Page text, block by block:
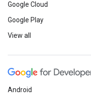
Google Cloud
Google Play
View all
Android